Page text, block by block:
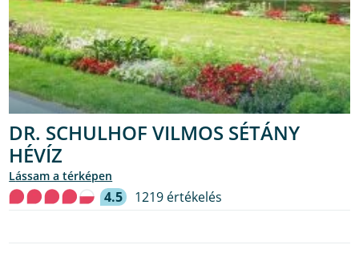
DR. SCHULHOF VILMOS SÉTÁNY
HÉVÍZ
lássam a térképen
4.5 1219 értékelés